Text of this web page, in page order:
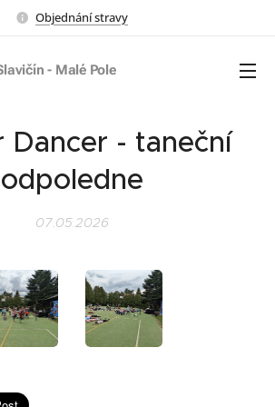
Objednání stravy
- Malé Pole
Dancer - taneční
odpoledne
07.05.2026